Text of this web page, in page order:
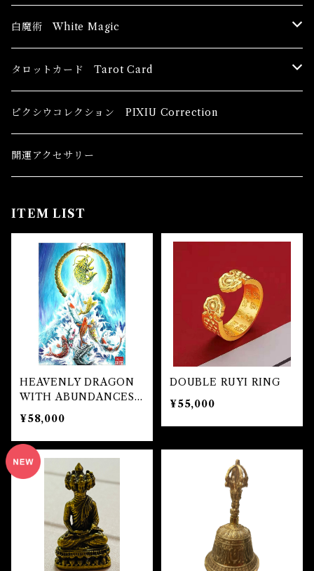
ブッダ Buddha
恋愛運
健康運 Health
金運 Money
キーチェーン
金運 Money
恋愛 Love
干支風水置き物
子 Rat
寅 Tiger
卯 Rabit
巳 Snake
午 Horse
ブレスレット Bracelet
願望
仕事 Job
人間関係 Relationship
白魔術 White Magic
香油 Oils
恋愛 Love
金運 Money
自己実現 Self-realization
裁判 Trial
人間関係 Relationships
キャンドル Candles
恋愛 Love
自己実現 Self-Realization
仕事 Job
スピリチュアル Spiritual
人間関係 RelationShips
線香 Stick Incense
仕事
人間関係
恋愛 Love
パウダー Magical Powder
恋愛 Love
金運 Money
人間関係 Relationships
自己実現 Self-Realization
スピリチュアル Spiritual
バス＆フロアウォッシュ Bath&Floor Wash
護身 Self-Defence
恋愛 Love
金運 Money
人間関係 Relationships
バスハーブ Bath Herb
恋愛 love
白魔術キット
アミュレット Amulet
恋愛
タロットカード Tarot Card
初心者向け For The Beginners
中級者向け
ピクシウコレクション PIXIU Correction
開運アクセサリー
ITEM LIST
HEAVENLY DRAGON
WITH ABUNDANCES
NINE CARPS (額縁あ
り）
¥58,000
DOUBLE RUYI RING
¥55,000